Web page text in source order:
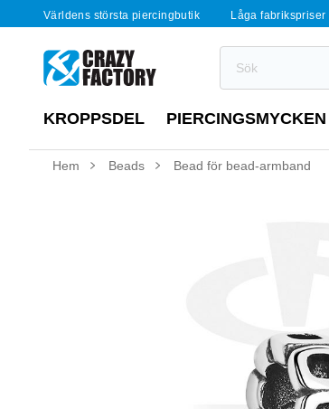
Världens största piercingbutik Låga fabrikspriser
KROPPSDEL PIERCINGSMYCKEN
Hem Beads Bead för bead-armband